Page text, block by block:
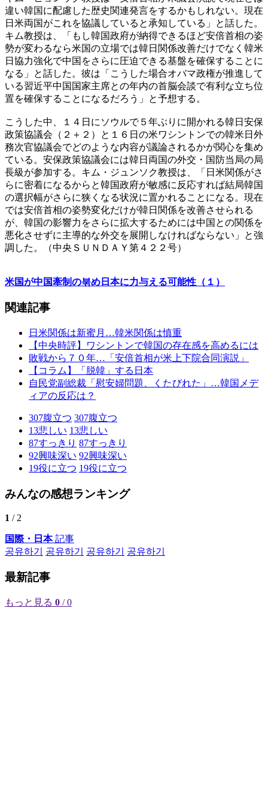
違い韓国に配慮した歴史関連発言をするかもしれない。現在
日米両国がこれを協議していると承知している」と話した。
キム教授は、「もし韓国政府が納得できるほど安倍首相の姿
勢が変わるなら米国の立場では韓日関係改善だけでなく韓米
日協力強化で中国をさらに圧迫できる基盤を確保することに
なる」と話した。彼は「こうした場合オバマ政権が推進して
いる習近平中国国家主席との年内の首脳会談で有利な立ち位
置を確保することになるだろう」と予想する。
こうした中、１４日にソウルで５年ぶりに開かれる韓日安保
政策協議会（２＋２）と１６日の米ワシントンでの韓米日外
務次官協議会でどのような内容が議論されるかが関心を集め
ている。安保政策協議会には韓日両国の外交・国防当局の局
長級が参加する。キム・ジュンソク教授は、「日米関係がさ
らに密着になるからと韓国政府が敏感に反応すれば結局韓国
の選択幅がさらに狭くなる状況に置かれることになる。現在
では安倍首相の姿勢変化だけが韓日関係を改善させられる
が、韓国の影響力をさらに拡大するためには中国との関係を
悪化させずに主導的な外交を展開しなければならない」と強
調した。（中央ＳＵＮＤＡＹ第４２２号）
米国が中国牽制の붂め日本に力与える可能性（１）
関連記事
日米関係は新蜜月…韓米関係は慎重
【中央時評】ワシントンで韓国の存在感を高めるには
敗戦から７０年…「安倍首相が米上下院合同演説」
【コラム】「脱韓」する日本
自民党副総裁「慰安婦問題、くたびれた」…韓国メデ
ィアの反応は？
307腹立つ 307腹立つ
13悲しい 13悲しい
87すっきり 87すっきり
92興味深い 92興味深い
19役に立つ 19役に立つ
みんなの感想ランキング
1 / 2
国際・日本記事
공유하기
공유하기 공유하기 공유하기
最新記事
もっと見る 0 / 0